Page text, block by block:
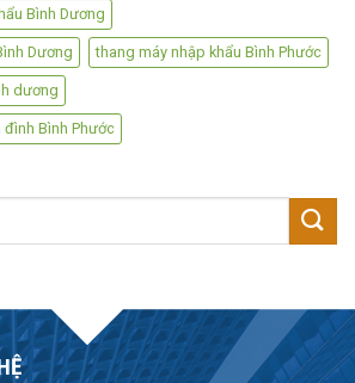
Bình Dương
Dương thang máy nhập khẩu Bình Phước
dương
Bình Phước